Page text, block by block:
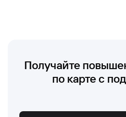
Получайте
по карте с